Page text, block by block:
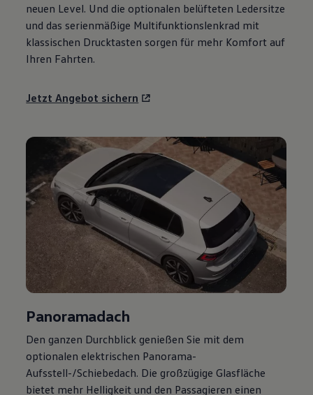
neuen Level. Und die optionalen belüfteten Ledersitze
und das serienmäßige Multifunktionslenkrad mit
klassischen Drucktasten sorgen für mehr Komfort auf
Ihren Fahrten.
Jetzt Angebot sichern
Panoramadach
Den ganzen Durchblick genießen Sie mit dem
optionalen elektrischen Panorama-
Aufsstell-/Schiebedach. Die großzügige Glasfläche
bietet mehr Helligkeit und den Passagieren einen